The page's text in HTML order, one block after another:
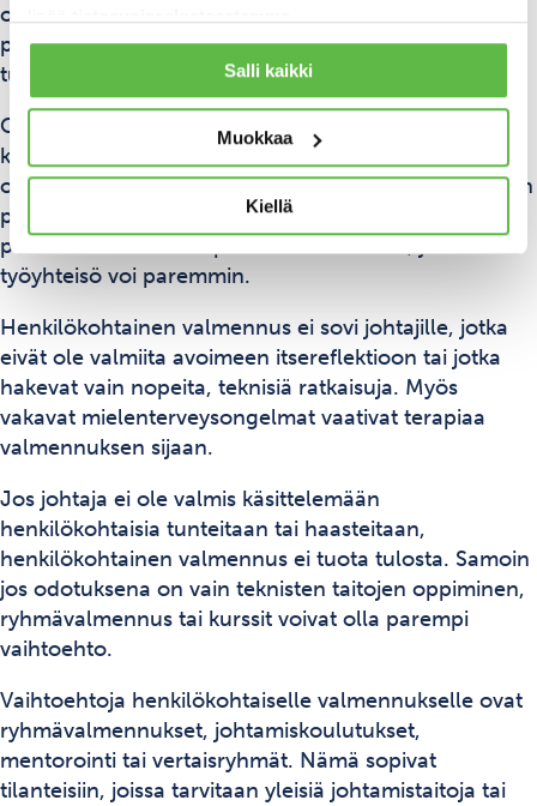
Salli kaikki
Muokkaa
Kiellä
olemaan läsnä alaisilleen ja tekemään parempia
päätöksiä. Tämä luo luottamusta ja turvallisuuden
tunnetta koko tiimiin.
Olemme nähneet, miten johtajan henkilökohtainen
kasvu heijastuu koko organisaatioon. Kun johtaja
oppii käsittelemään omia tunteitaan ja stressiään, hän
pystyy tukemaan myös alaistensa hyvinvointia
paremmin. Tämä luo positiivisen kierteen, jossa koko
työyhteisö voi paremmin.
Henkilökohtainen valmennus ei sovi johtajille, jotka
eivät ole valmiita avoimeen itsereflektioon tai jotka
hakevat vain nopeita, teknisiä ratkaisuja. Myös
vakavat mielenterveysongelmat vaativat terapiaa
valmennuksen sijaan.
Jos johtaja ei ole valmis käsittelemään
henkilökohtaisia tunteitaan tai haasteitaan,
henkilökohtainen valmennus ei tuota tulosta. Samoin
jos odotuksena on vain teknisten taitojen oppiminen,
ryhmävalmennus tai kurssit voivat olla parempi
vaihtoehto.
Vaihtoehtoja henkilökohtaiselle valmennukselle ovat
ryhmävalmennukset, johtamiskoulutukset,
mentorointi tai vertaisryhmät. Nämä sopivat
tilanteisiin, joissa tarvitaan yleisiä johtamistaitoja tai